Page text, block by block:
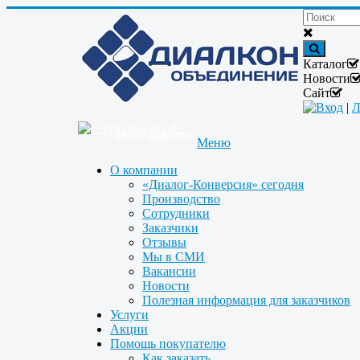
Каталог
Новости
Сайт
Вход |
Меню
О компании
«Диалог-Конверсия» сегодня
Производство
Сотрудники
Заказчики
Отзывы
Мы в СМИ
Вакансии
Новости
Полезная информация для заказчиков
Услуги
Акции
Помощь покупателю